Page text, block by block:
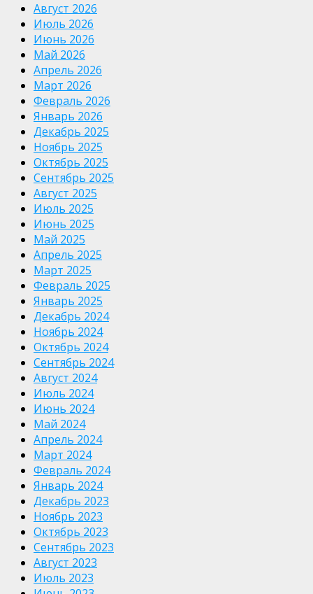
Август 2026
Июль 2026
Июнь 2026
Май 2026
Апрель 2026
Март 2026
Февраль 2026
Январь 2026
Декабрь 2025
Ноябрь 2025
Октябрь 2025
Сентябрь 2025
Август 2025
Июль 2025
Июнь 2025
Май 2025
Апрель 2025
Март 2025
Февраль 2025
Январь 2025
Декабрь 2024
Ноябрь 2024
Октябрь 2024
Сентябрь 2024
Август 2024
Июль 2024
Июнь 2024
Май 2024
Апрель 2024
Март 2024
Февраль 2024
Январь 2024
Декабрь 2023
Ноябрь 2023
Октябрь 2023
Сентябрь 2023
Август 2023
Июль 2023